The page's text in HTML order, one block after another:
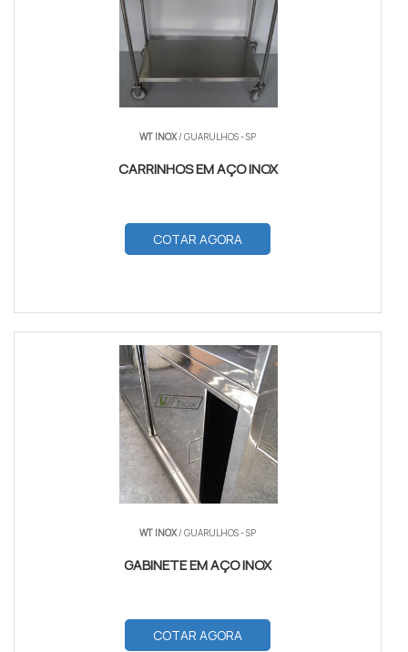
WT INOX/ GUARULHOS - SP
CARRINHOS EM AÇO INOX
COTAR AGORA
WT INOX/ GUARULHOS - SP
GABINETE EM AÇO INOX
COTAR AGORA